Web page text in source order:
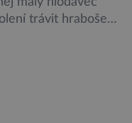
trávit hraboše
ústavu